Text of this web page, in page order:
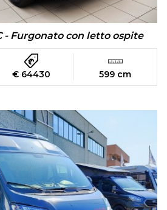
- Furgonato con letto ospite
€ 64430 599 cm